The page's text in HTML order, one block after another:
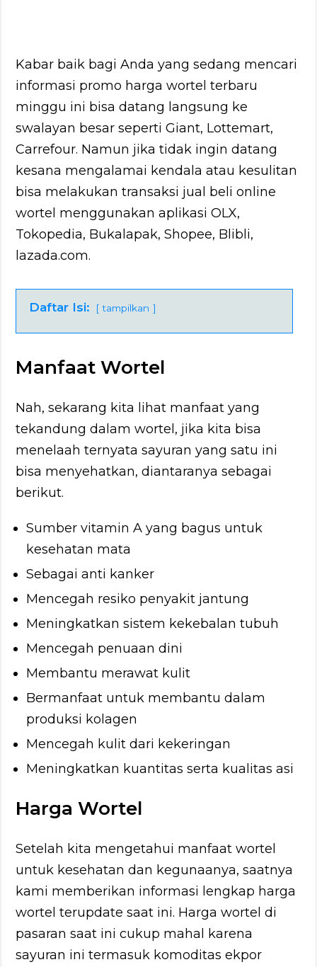
Kabar baik bagi Anda yang sedang mencari
informasi promo harga wortel terbaru
minggu ini bisa datang langsung ke
swalayan besar seperti Giant, Lottemart,
Carrefour. Namun jika tidak ingin datang
kesana mengalamai kendala atau kesulitan
bisa melakukan transaksi jual beli online
wortel menggunakan aplikasi OLX,
Tokopedia, Bukalapak, Shopee, Blibli,
lazada.com.
Daftar Isi: tampilkan
Manfaat Wortel
Nah, sekarang kita lihat manfaat yang
tekandung dalam wortel, jika kita bisa
menelaah ternyata sayuran yang satu ini
bisa menyehatkan, diantaranya sebagai
berikut.
Sumber vitamin A yang bagus untuk
kesehatan mata
Sebagai anti kanker
Mencegah resiko penyakit jantung
Meningkatkan sistem kekebalan tubuh
Mencegah penuaan dini
Membantu merawat kulit
Bermanfaat untuk membantu dalam
produksi kolagen
Mencegah kulit dari kekeringan
Meningkatkan kuantitas serta kualitas asi
Harga Wortel
Setelah kita mengetahui manfaat wortel
untuk kesehatan dan kegunaanya, saatnya
kami memberikan informasi lengkap harga
wortel terupdate saat ini. Harga wortel di
pasaran saat ini cukup mahal karena
sayuran ini termasuk komoditas ekpor